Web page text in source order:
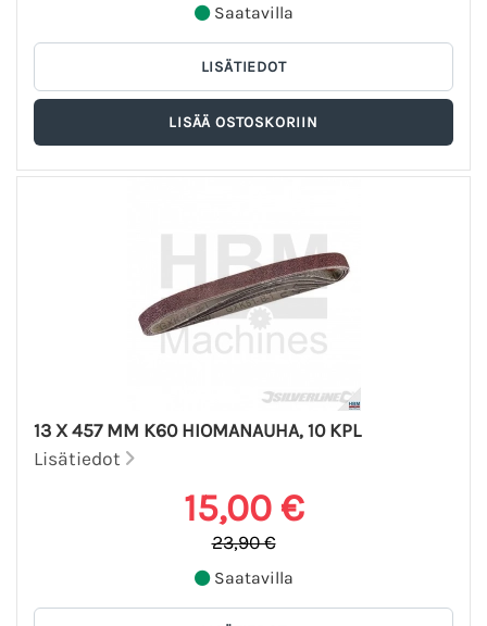
Saatavilla
13 X 457 MM K60 HIOMANAUHA, 10 KPL
Lisätiedot
15,00 €
23,90 €
Saatavilla